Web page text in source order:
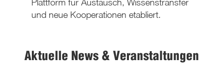
und neue Kooperationen etabliert.
Aktuelle News & Veranstaltungen